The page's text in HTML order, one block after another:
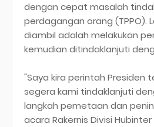
dengan cepat masalah
perdagangan orang (TPPO).
diambil adalah melakukan
kemudian ditindaklanjuti
"Saya kira perintah Presiden
segera kami tindaklanjuti
langkah pemetaan dan
acara Rakernis Divisi